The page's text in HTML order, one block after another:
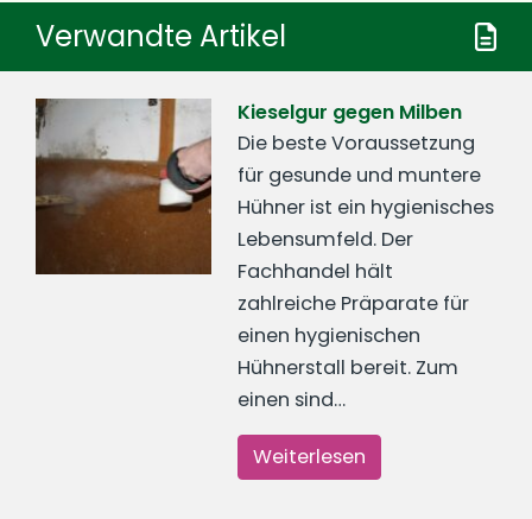
Verwandte Artikel
Kieselgur gegen Milben
Die beste Voraussetzung
für gesunde und muntere
Hühner ist ein hygienisches
Lebensumfeld. Der
Fachhandel hält
zahlreiche Präparate für
einen hygienischen
Hühnerstall bereit. Zum
einen sind…
Weiterlesen